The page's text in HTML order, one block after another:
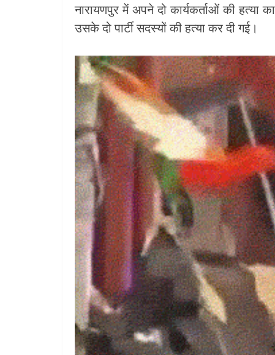
नारायणपुर में अपने दो कार्यकर्ताओं की
उसके दो पार्टी सदस्यों की हत्या कर दी गई।